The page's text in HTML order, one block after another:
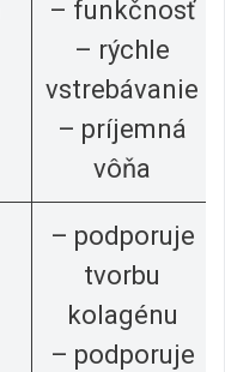
– funkčnosť
– rýchle
vstrebávanie
– príjemná
vôňa
– podporuje
tvorbu
kolagénu
– podporuje